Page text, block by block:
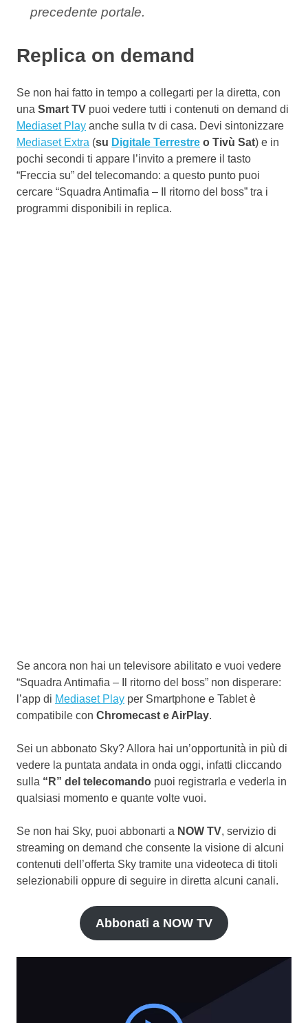
precedente portale.
Replica on demand
Se non hai fatto in tempo a collegarti per la diretta, con
una Smart TV puoi vedere tutti i contenuti on demand di
Mediaset Play anche sulla tv di casa. Devi sintonizzare
Mediaset Extra (su Digitale Terrestre o Tivù Sat) e in
pochi secondi ti appare l’invito a premere il tasto
“Freccia su” del telecomando: a questo punto puoi
cercare “Squadra Antimafia – Il ritorno del boss” tra i
programmi disponibili in replica.
Se ancora non hai un televisore abilitato e vuoi vedere
“Squadra Antimafia – Il ritorno del boss” non disperare:
l’app di Mediaset Play per Smartphone e Tablet è
compatibile con Chromecast e AirPlay.
Sei un abbonato Sky? Allora hai un’opportunità in più di
vedere la puntata andata in onda oggi, infatti cliccando
sulla “R” del telecomando puoi registrarla e vederla in
qualsiasi momento e quante volte vuoi.
Se non hai Sky, puoi abbonarti a NOW TV, servizio di
streaming on demand che consente la visione di alcuni
contenuti dell’offerta Sky tramite una videoteca di titoli
selezionabili oppure di seguire in diretta alcuni canali.
Abbonati a NOW TV